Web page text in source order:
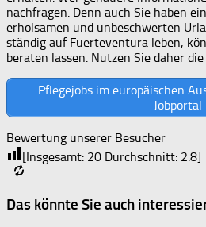
nachfragen. Denn auch Sie haben
erholsamen und unbeschwerten
ständig auf Fuerteventura leben,
beraten lassen. Nutzen Sie daher
Pflegejobs im europäischen
Jobportal
Bewertung unserer Besucher
[Insgesamt: 20 Durchschnitt: 2.8]
Das könnte Sie auch